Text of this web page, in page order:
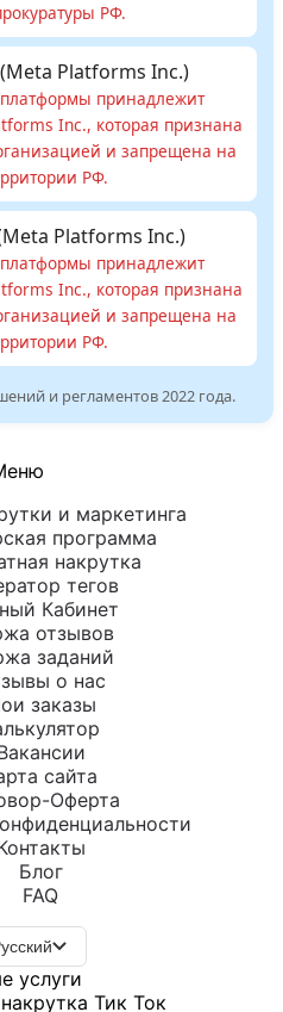
РФ.
Platforms Inc.)
платформы принадлежит
Inc., которая признана
и запрещена на
РФ.
Platforms Inc.)
платформы принадлежит
Inc., которая признана
и запрещена на
РФ.
и регламентов 2022 года.
и маркетинга
программа
накрутка
тегов
Кабинет
отзывов
заданий
о нас
заказы
сайта
Оферта
Блог
FAQ
услуги